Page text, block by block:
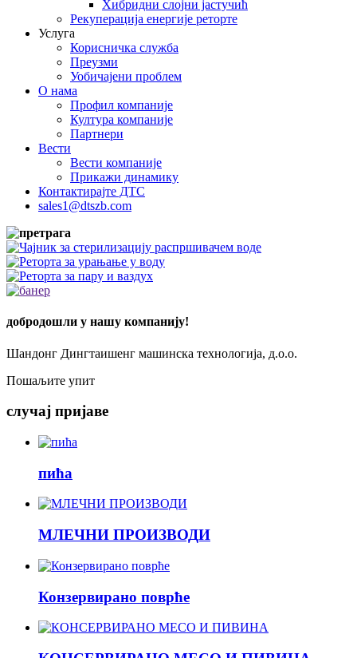
Хибридни слојни јастучић
Рекуперација енергије реторте
Услуга
Корисничка служба
Преузми
Уобичајени проблем
О нама
Профил компаније
Култура компаније
Партнери
Вести
Вести компаније
Прикажи динамику
Контактирајте ДТС
sales1@dtszb.com
добродошли у нашу компанију!
Шандонг Дингтаишенг машинска технологија, д.о.о.
Пошаљите упит
случај пријаве
пића
МЛЕЧНИ ПРОИЗВОДИ
Конзервирано поврће